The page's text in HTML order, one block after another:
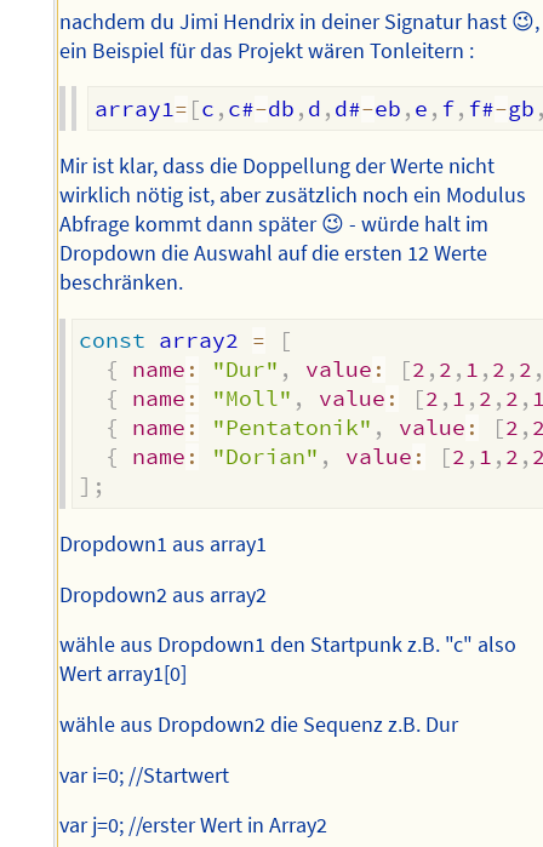
nachdem du Jimi Hendrix in deiner Signatur hast 😉,
ein Beispiel für das Projekt wären Tonleitern :
array1= [c , c#-db , d , d#-eb , e , f, f#-gb
Mir ist klar, dass die Doppellung der Werte nicht
wirklich nötig ist, aber zusätzlich noch ein Modulus
Abfrage kommt dann später 😉 - würde halt im
Dropdown die Auswahl auf die ersten 12 Werte
beschränken.
const array2 =
[
{
name : "Dur" , value : [2 , 2 , 1 , 2 , 2
{
name : "Moll" , value : [2 , 1 , 2 , 2 ,
{
name : "Pentatonik" , value : [2 ,
{
name : "Dorian" , value : [2 , 1 , 2 ,
] ;
Dropdown1 aus array1
Dropdown2 aus array2
wähle aus Dropdown1 den Startpunk z.B. "c" also
Wert array1[0]
wähle aus Dropdown2 die Sequenz z.B. Dur
var i=0; //Startwert
var j=0; //erster Wert in Array2